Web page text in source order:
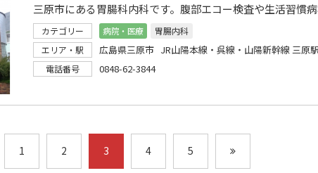
カテゴリー 病院・医療
胃腸内科
エリア・駅
広島県三原市 JR山陽本線・呉線・山陽新幹線 三原駅
電話番号 0848-62-3844
1 2 3 4 5